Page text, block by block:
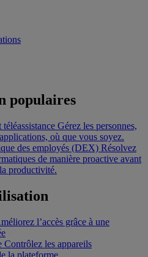
populaires
Gérez les personnes,
où que vous soyez.
des employés (DEX) Résolvez
de manière proactive avant
productivité.
l’accès grâce à une
Contrôlez les appareils
la plateforme